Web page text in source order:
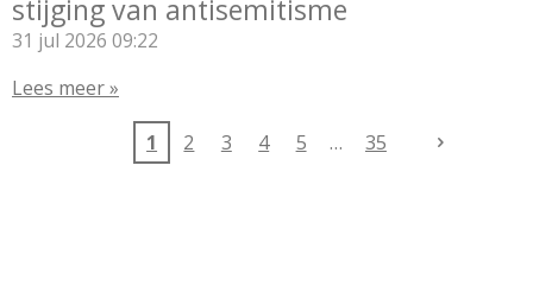
stijging van antisemitisme
31 jul 2026 09:22
Lees meer »
1 2 3 4 5 35